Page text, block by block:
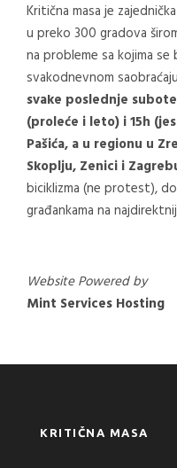
Kritična masa je
u preko 300 gradova
na probleme sa kojima
svakodnevnom
svake poslednje
(proleće i leto) i 15h
Pašića, a u regionu u
Skoplju, Zenici i
biciklizma (ne protest),
građankama na
Website Powered by
Mint Services Hosting
KRITIČNA MASA